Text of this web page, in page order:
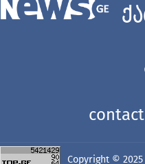
Copyright © 2025